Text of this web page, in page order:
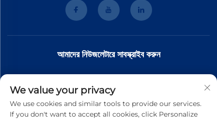
আমাদের নিউজলেটারে সাবস্ক্রাইব করুন
সাবস্ক্রাইব করুন
We value your privacy
We use cookies and similar tools to provide our services.
If you don't want to accept all cookies, click Personalize